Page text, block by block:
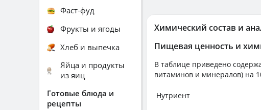
Химический состав и
Пищевая ценность и
В таблице приведено
витаминов и минералов) на
Нутриент
Фаст-фуд
Фрукты и ягоды
Хлеб и выпечка
Яйца и продукты
из яиц
Готовые блюда и
рецепты